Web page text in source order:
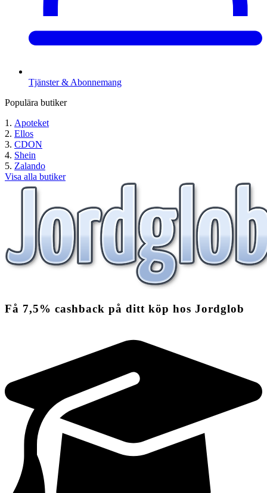
Tjänster & Abonnemang
Populära butiker
Apoteket
Ellos
CDON
Shein
Zalando
Visa alla butiker
Få 7,5% cashback på ditt köp hos Jordglob